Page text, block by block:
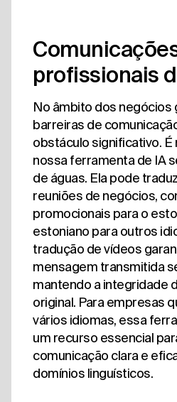
profissionais
No âmbito dos negócios
barreiras de
obstáculo significativo.
nossa ferramenta de IA
de águas. Ela pode
reuniões de negócios,
promocionais para o
estoniano para outros
tradução de vídeos
mensagem transmitida
mantendo a integridade
original. Para empresas
vários idiomas, essa
um recurso essencial
comunicação clara e
domínios linguísticos.